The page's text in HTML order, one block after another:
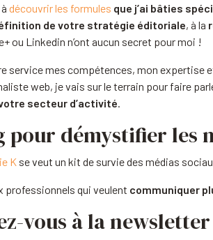
découvrirles formules que j’ai bâties
de votre stratégie éditoriale, à la
ou Linkedin n’ont aucun secret pour moi !
service mes compétences, mon expertise
web, je vais sur le terrain pour faire
secteur d’activité.
pour démystifier les
K se veut un kit de survie des médias
professionnels qui veulent communiquer
vous à la